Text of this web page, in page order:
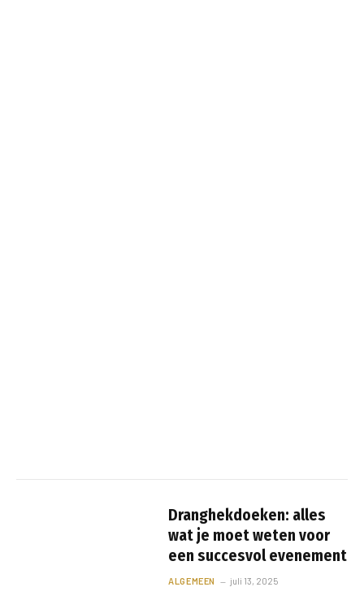
Dranghekdoeken: alles
wat je moet weten voor
een succesvol evenement
ALGEMEEN juli 13, 2025